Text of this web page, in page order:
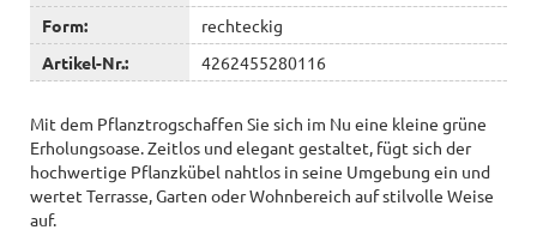
Form:
rechteckig
Artikel-Nr.:
4262455280116
Mit dem Pflanztrogschaffen Sie sich im Nu eine kleine grüne
Erholungsoase. Zeitlos und elegant gestaltet, fügt sich der
hochwertige Pflanzkübel nahtlos in seine Umgebung ein und
wertet Terrasse, Garten oder Wohnbereich auf stilvolle Weise
auf.